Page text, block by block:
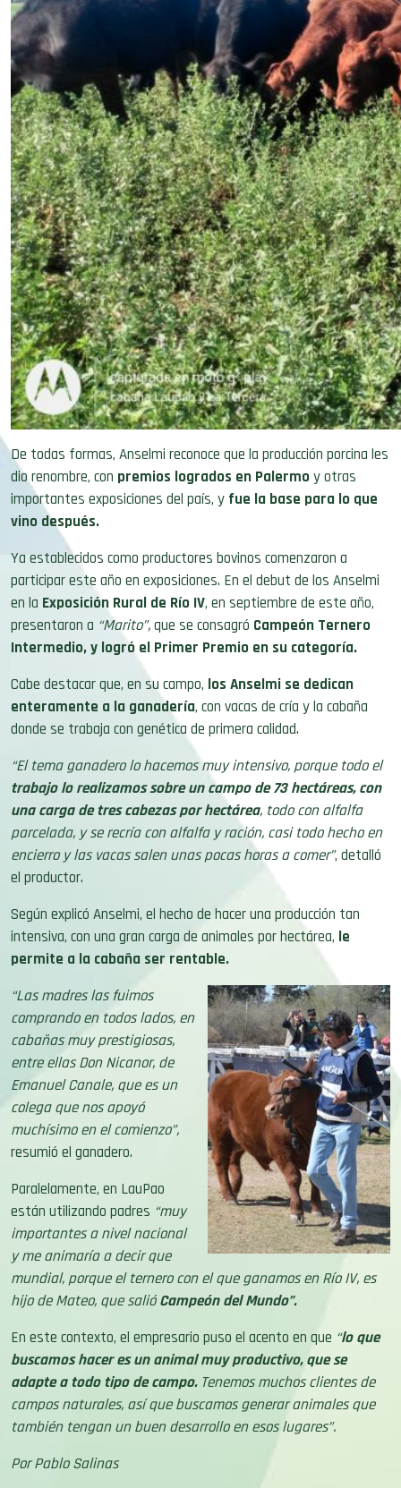
De todas formas, Anselmi reconoce que la producción porcina les
dio renombre, con premios logrados en Palermoy otras
importantes exposiciones del país, y fue la base para lo que
vino después.
Ya establecidos como productores bovinos comenzaron a
participar este año en exposiciones. En el debut de los Anselmi
en la Exposición Rural de Río IV, en septiembre de este año,
presentaron a “Marito”,que se consagró Campeón Ternero
Intermedio, y logró el Primer Premio en su categoría.
Cabe destacar que, en su campo, los Anselmi se dedican
enteramente a la ganadería, con vacas de cría y la cabaña
donde se trabaja con genética de primera calidad.
“El tema ganadero lo hacemos muy intensivo, porque todo el
trabajo lo realizamos sobre un campo de 73 hectáreas, con
una carga de tres cabezas por hectárea, todo con alfalfa
parcelada, y se recría con alfalfa y ración, casi todo hecho en
encierro y las vacas salen unas pocas horas a comer”, detalló
el productor.
Según explicó Anselmi, el hecho de hacer una producción tan
intensiva, con una gran carga de animales por hectárea, le
permite a la cabaña ser rentable.
“Las madres las fuimos
comprando en todos lados, en
cabañas muy prestigiosas,
entre ellas Don Nicanor, de
Emanuel Canale, que es un
colega que nos apoyó
muchísimo en el comienzo”,
resumió el ganadero.
Paralelamente, en LauPao
están utilizando padres “muy
importantes a nivel nacional
y me animaría a decir que
mundial, porque el ternero con el que ganamos en Río IV, es
hijo de Mateo, que salióCampeón del Mundo”.
En este contexto, el empresario puso el acento en que “lo que
buscamos hacer es un animal muy productivo, que se
adapte a todo tipo de campo.Tenemos muchos clientes de
campos naturales, así que buscamos generar animales que
también tengan un buen desarrollo en esos lugares”.
Por Pablo Salinas